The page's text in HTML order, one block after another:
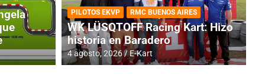
Horarios para la
PILOTOS EKVP RMC BUENOS AIRES
WK LÜSQTOFF Racing Kart: Hizo
historia en Baradero
4 agosto, 2026 E-Kart